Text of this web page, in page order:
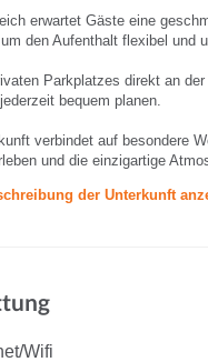
erwartet Gäste eine
den Aufenthalt flexibel und
Parkplatzes direkt an
bequem planen.
verbindet auf besondere
und die einzigartige
der Unterkunft
Wifi